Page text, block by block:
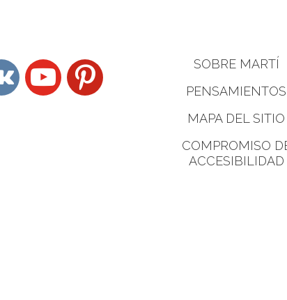
youtubepinterest
SOBRE MARTÍ
PENSAMIENTOS
MAPA DEL SITIO
COMPROMISO
ACCESIBILIDAD